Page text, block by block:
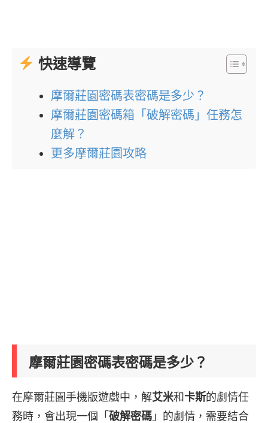
快速導覽
摩爾莊園密碼表密碼是多少？
摩爾莊園密碼箱「破解密碼」任務怎
麼解？
更多摩爾莊園攻略
摩爾莊園密碼表密碼是多少？
在摩爾莊園手機版遊戲中，解艾米和 卡斯的劇情任
務時，會出現一個「 破解密碼 」的劇情，需要結合